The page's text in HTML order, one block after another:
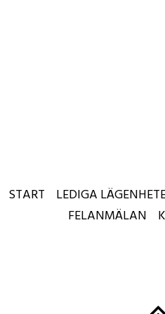
START LEDIGA
FELANMÄLAN